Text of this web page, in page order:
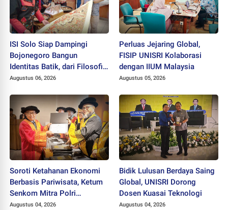
ISI Solo Siap Dampingi
Bojonegoro Bangun
Identitas Batik, dari Filosofi
hingga HAKI
Augustus 06, 2026
Perluas Jejaring Global,
FISIP UNISRI Kolaborasi
dengan IIUM Malaysia
Augustus 05, 2026
Soroti Ketahanan Ekonomi
Berbasis Pariwisata, Ketum
Senkom Mitra Polri
Dikukuhkan sebagai
Augustus 04, 2026
Bidik Lulusan Berdaya Saing
Global, UNISRI Dorong
Dosen Kuasai Teknologi
Augustus 04, 2026